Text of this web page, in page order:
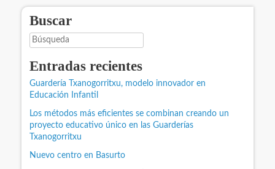
Buscar
Búsqueda
Entradas recientes
Guardería Txanogorritxu, modelo innovador en
Educación Infantil
Los métodos más eficientes se combinan creando un
proyecto educativo único en las Guarderías
Txanogorritxu
Nuevo centro en Basurto